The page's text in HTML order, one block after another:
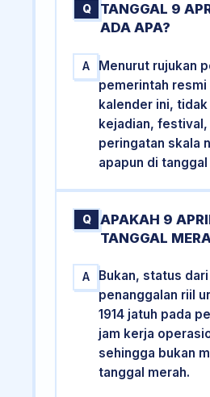
Q
TANGGAL 9
ADA APA?
A
Menurut rujukan
pemerintah resmi
kalender ini, tidak
kejadian, festival,
peringatan skala
apapun di
Q
APAKAH 9
TANGGAL
A
Bukan, status dari
penanggalan riil
1914 jatuh pada
jam kerja
sehingga bukan
tanggal merah.